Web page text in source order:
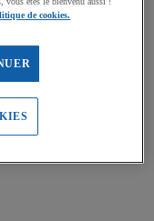
de cookies.